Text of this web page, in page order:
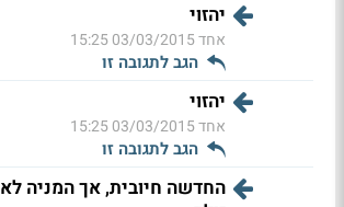
יהזוי
אחד03/03/2015 15:25
הגב לתגובה זו
יהזוי
אחד03/03/2015 15:25
הגב לתגובה זו
החדשה חיובית, אך המניה לא